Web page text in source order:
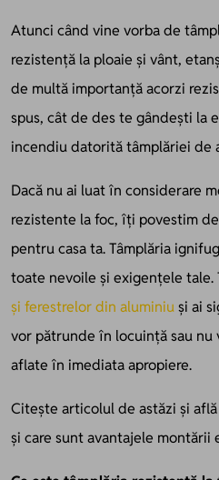
Atunci când vine vorba de
rezistență la ploaie și vânt,
de multă importanță acorzi
spus, cât de des te gândești la
incendiu datorită tâmplăriei de
Dacă nu ai luat în considerare
rezistente la foc, îți povestim
pentru casa ta. Tâmplăria
toate nevoile și exigențele tale.
și ferestrelor din aluminiuși ai
vor pătrunde în locuință sau nu
aflate în imediata apropiere.
Citește articolul de astăzi și
și care sunt avantajele montării